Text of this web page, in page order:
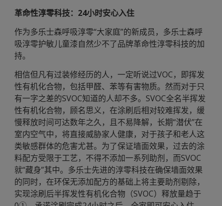
革命性淳零科技：24小时安心入住
作为多乐士森呼吸淳零“大家庭”的新成员，多乐士森呼
吸淳零护敏儿童漆自然少不了品牌革命性淳零科技的加
持。
相信但凡有过装修经历的人，一定听说过VOC，即挥发
性有机化合物，包括甲醛、苯等有害物质。然而对于只
有一字之差的SVOC知道的人却不多。SVOC全名半挥发
性有机化合物，顾名思义，在涂刷后相对较难挥发，缓
慢释放时间可达数年之久，且不易降解，长期“潜伏”在
室内空气中，将直接威胁家人健康，对于孩子和老人这
类敏感群体的危害尤甚。为了保证墙面效果，过去的涂
料配方受限于工艺，不得不添加一系列助剂，而SVOC
就“藏身”其中。多乐士先进的淳零科技在确保墙面效果
的同时，在环保无添加配方的基础上将主要助剂剔除，
实现涂刷后半挥发性有机化合物（SVOC）释放量趋于